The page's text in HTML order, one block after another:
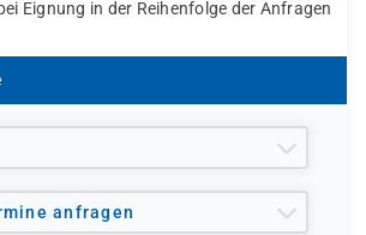
Server, Oracle Datenbank Server,
Microsoft, CCNA, ITIL Foundation
Eignung in der Reihenfolge der Anfragen
anfragen